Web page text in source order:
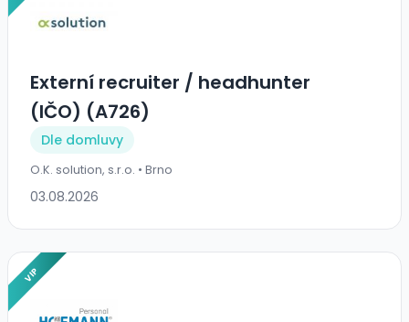
Externí recruiter / headhunter
(IČO) (A726)
Dle domluvy
O.K. solution, s.r.o. • Brno
03.08.2026
VIP